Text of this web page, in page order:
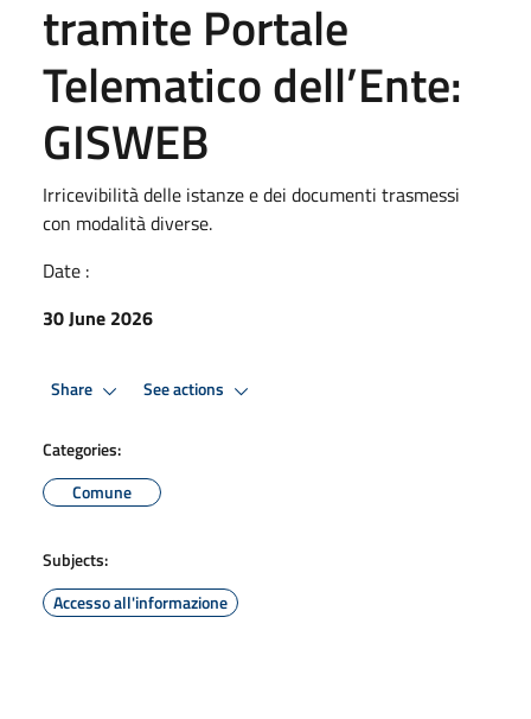
tramite Portale
Telematico dell’Ente:
GISWEB
Irricevibilità delle istanze e dei documenti trasmessi
con modalità diverse.
Date :
30 June 2026
Share See actions
Categories:
Comune
Subjects:
Accesso all'informazione